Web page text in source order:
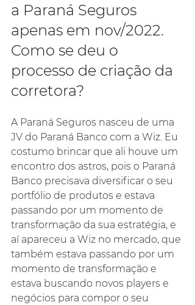
a Paraná Seguros
apenas em nov/2022.
Como se deu o
processo de criação da
corretora?
A Paraná Seguros nasceu de uma
JV do Paraná Banco com a Wiz. Eu
costumo brincar que ali houve um
encontro dos astros, pois o Paraná
Banco precisava diversificar o seu
portfólio de produtos e estava
passando por um momento de
transformação da sua estratégia, e
aí apareceu a Wiz no mercado, que
também estava passando por um
momento de transformação e
estava buscando novos players e
negócios para compor o seu